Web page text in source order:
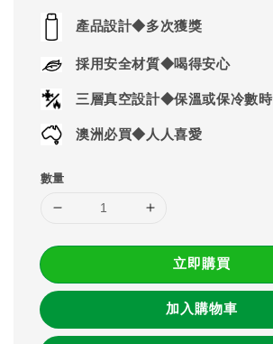
price
產品設計◆多次獲獎
採用安全材質◆喝得安心
三層真空設計◆保溫或保冷數時
澳洲必買◆人人喜愛
數量
立即購買
加入購物車